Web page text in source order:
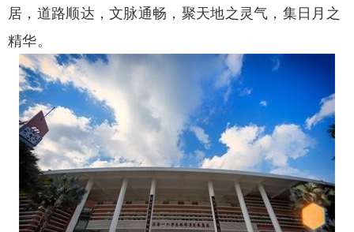
居，道路顺达，文脉通畅，聚天地之灵气，集日月之
精华。